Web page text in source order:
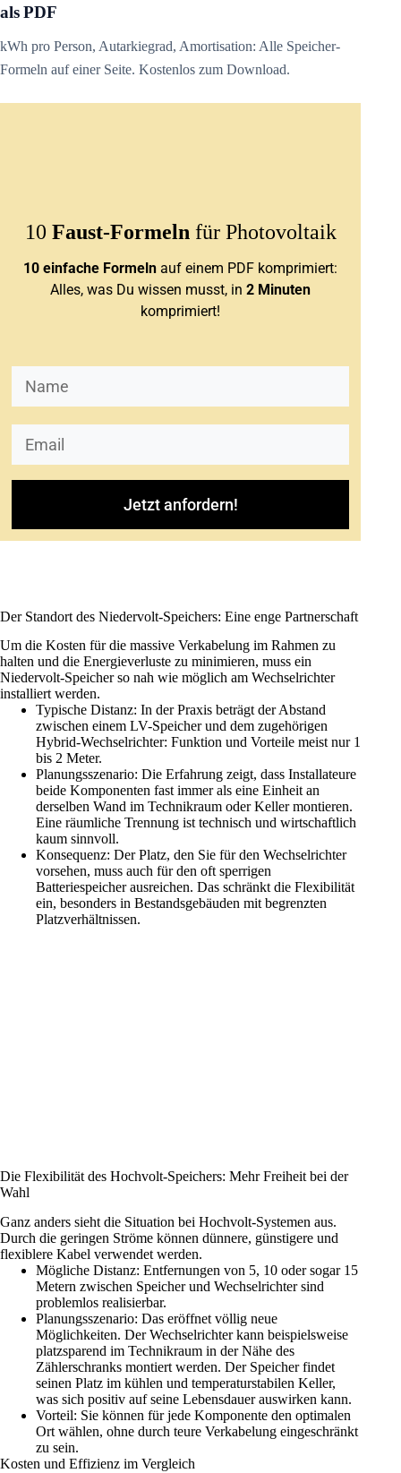
als PDF
kWh pro Person, Autarkiegrad, Amortisation: Alle Speicher-
Formeln auf einer Seite. Kostenlos zum Download.
10 Faust-Formeln für Photovoltaik
10 einfache Formelnauf einem PDF komprimiert:
Alles, was Du wissen musst, in2 Minuten
komprimiert!
Jetzt anfordern!
Der Standort des Niedervolt-Speichers: Eine enge Partnerschaft
Um die Kosten für die massive Verkabelung im Rahmen zu
halten und die Energieverluste zu minimieren, muss ein
Niedervolt-Speicherso nah wie möglich am Wechselrichter
installiert werden.
Typische Distanz: In der Praxis beträgt der Abstand
zwischen einem LV-Speicherund dem zugehörigen
Hybrid-Wechselrichter: Funktion und Vorteile meist nur 1
bis 2 Meter.
Planungsszenario: Die Erfahrung zeigt, dass Installateure
beide Komponenten fast immer als eine Einheit an
derselben Wand im Technikraum oder Keller montieren.
Eine räumliche Trennung ist technisch und wirtschaftlich
kaum sinnvoll.
Konsequenz: Der Platz, den Sie für den Wechselrichter
vorsehen, muss auch für den oft sperrigen
Batteriespeicher ausreichen. Das schränkt die Flexibilität
ein, besonders in Bestandsgebäuden mit begrenzten
Platzverhältnissen.
Die Flexibilität des Hochvolt-Speichers: Mehr Freiheit bei der
Wahl
Ganz anders sieht die Situation bei Hochvolt-Systemen aus.
Durch die geringen Ströme können dünnere, günstigere und
flexiblere Kabel verwendet werden.
Mögliche Distanz: Entfernungen von 5, 10 oder sogar 15
Metern zwischen Speicherund Wechselrichter sind
problemlos realisierbar.
Planungsszenario: Das eröffnet völlig neue
Möglichkeiten. Der Wechselrichter kann beispielsweise
platzsparend im Technikraum in der Nähe des
Zählerschranks montiert werden. Der Speicherfindet
seinen Platz im kühlen und temperaturstabilen Keller,
was sich positiv auf seine Lebensdauer auswirken kann.
Vorteil: Sie können für jede Komponente den optimalen
Ort wählen, ohne durch teure Verkabelung eingeschränkt
zu sein.
Kosten und Effizienz im Vergleich